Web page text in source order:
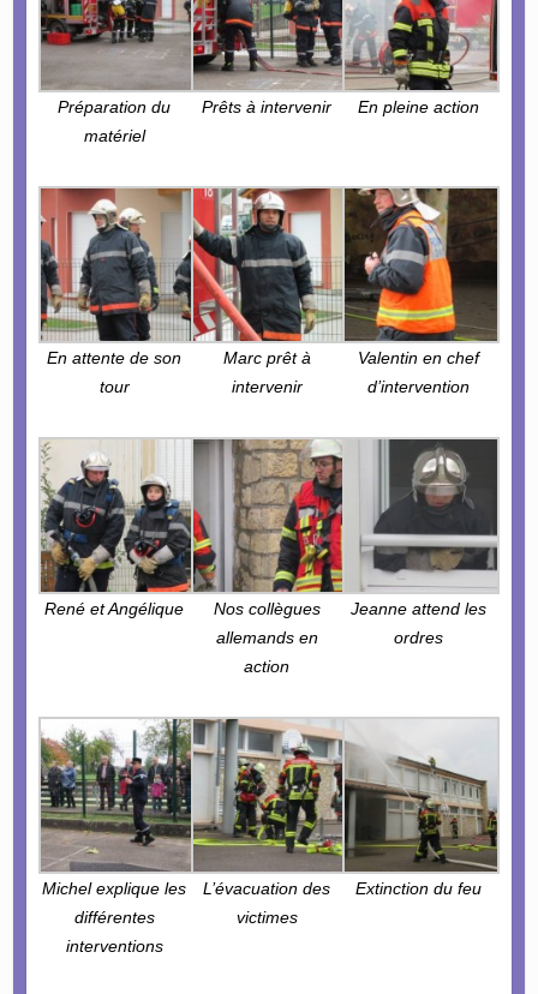
Préparation du
matériel
Prêts à intervenir En pleine action
En attente de son
tour
Marc prêt à
intervenir
Valentin en chef
d’intervention
René et Angélique
Nos collègues
allemands en
action
Jeanne attend les
ordres
Michel explique les
différentes
interventions
L’évacuation des
victimes
Extinction du feu